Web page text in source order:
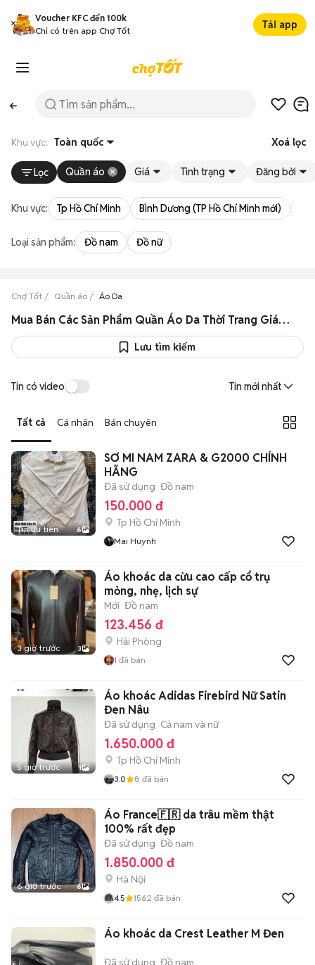
Voucher KFC đến 100k
Chỉ có trên app Chợ Tốt
Tải app
Khu vực: Toàn quốc Xoá lọc
Lọc Quần áo Giá Tình trạng Đăng bởi
Khu vực: Tp Hồ Chí Minh Bình Dương (TP Hồ Chí Minh mới)
Loại sản phẩm: Đồ nam Đồ nữ
Chợ Tốt Quần áo Áo Da
Mua Bán Các Sản Phẩm Quần Áo Da Thời Trang Giá Tốt
Lưu tìm kiếm
Tin có video Tin mới nhất
Tất cả Cá nhân Bán chuyên
Tin ưu tiên 6
SƠ MI NAM ZARA & G2000 CHÍNH
HÃNG
Đã sử dụng Đồ nam
150.000 đ
Tp Hồ Chí Minh
Mai Huynh
3 giờ trước 3
Áo khoác da cừu cao cấp cổ trụ
mỏng, nhẹ, lịch sự
Mới Đồ nam
123.456 đ
Hải Phòng
1 đã bán
5 giờ trước 1
Áo khoác Adidas Firebird Nữ Satin
Đen Nâu
Đã sử dụng Cả nam và nữ
1.650.000 đ
Tp Hồ Chí Minh
3.0 8 đã bán
6 giờ trước 6
Áo France🇫🇷 da trâu mềm thật
100% rất đẹp
Đã sử dụng Đồ nam
1.850.000 đ
Hà Nội
4.5 1562 đã bán
Áo khoác da Crest Leather M Đen
Đã sử dụng Đồ nam